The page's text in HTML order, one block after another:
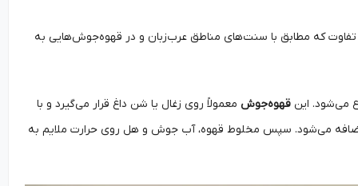
تفاوت که مطابق با سنت‌های مناطق عرب‌زبان و در قهوه‌جوش‌هایی به
می‌شود. این قهوه‌جوش معمولاً روی زغال یا شن داغ قرار می‌گیرد و با
می‌شود. سپس مخلوط قهوه، آب جوش و هل روی حرارت ملایم به